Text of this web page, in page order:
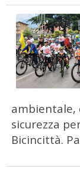
ambientale,
sicurezza
Bicincittà.